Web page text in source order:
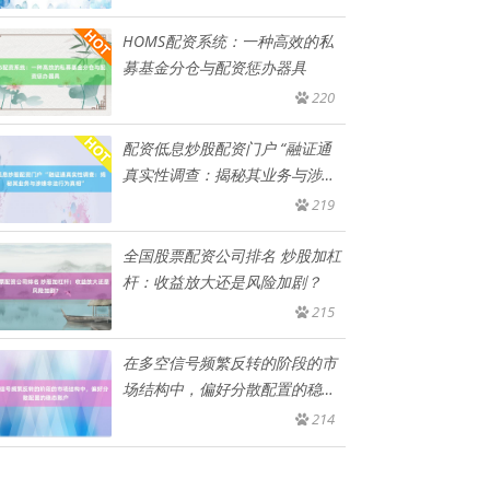
HOMS配资系统：一种高效的私
募基金分仓与配资惩办器具
220
配资低息炒股配资门户 “融证通
真实性调查：揭秘其业务与涉嫌
219
全国股票配资公司排名 炒股加杠
杆：收益放大还是风险加剧？
215
在多空信号频繁反转的阶段的市
场结构中，偏好分散配置的稳态
214